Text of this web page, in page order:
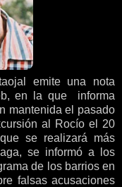
emite una nota
en la que informa
mantenida el pasado
al Rocío el 20
se realizará más
se informó a los
de los barrios en
falsas acusaciones